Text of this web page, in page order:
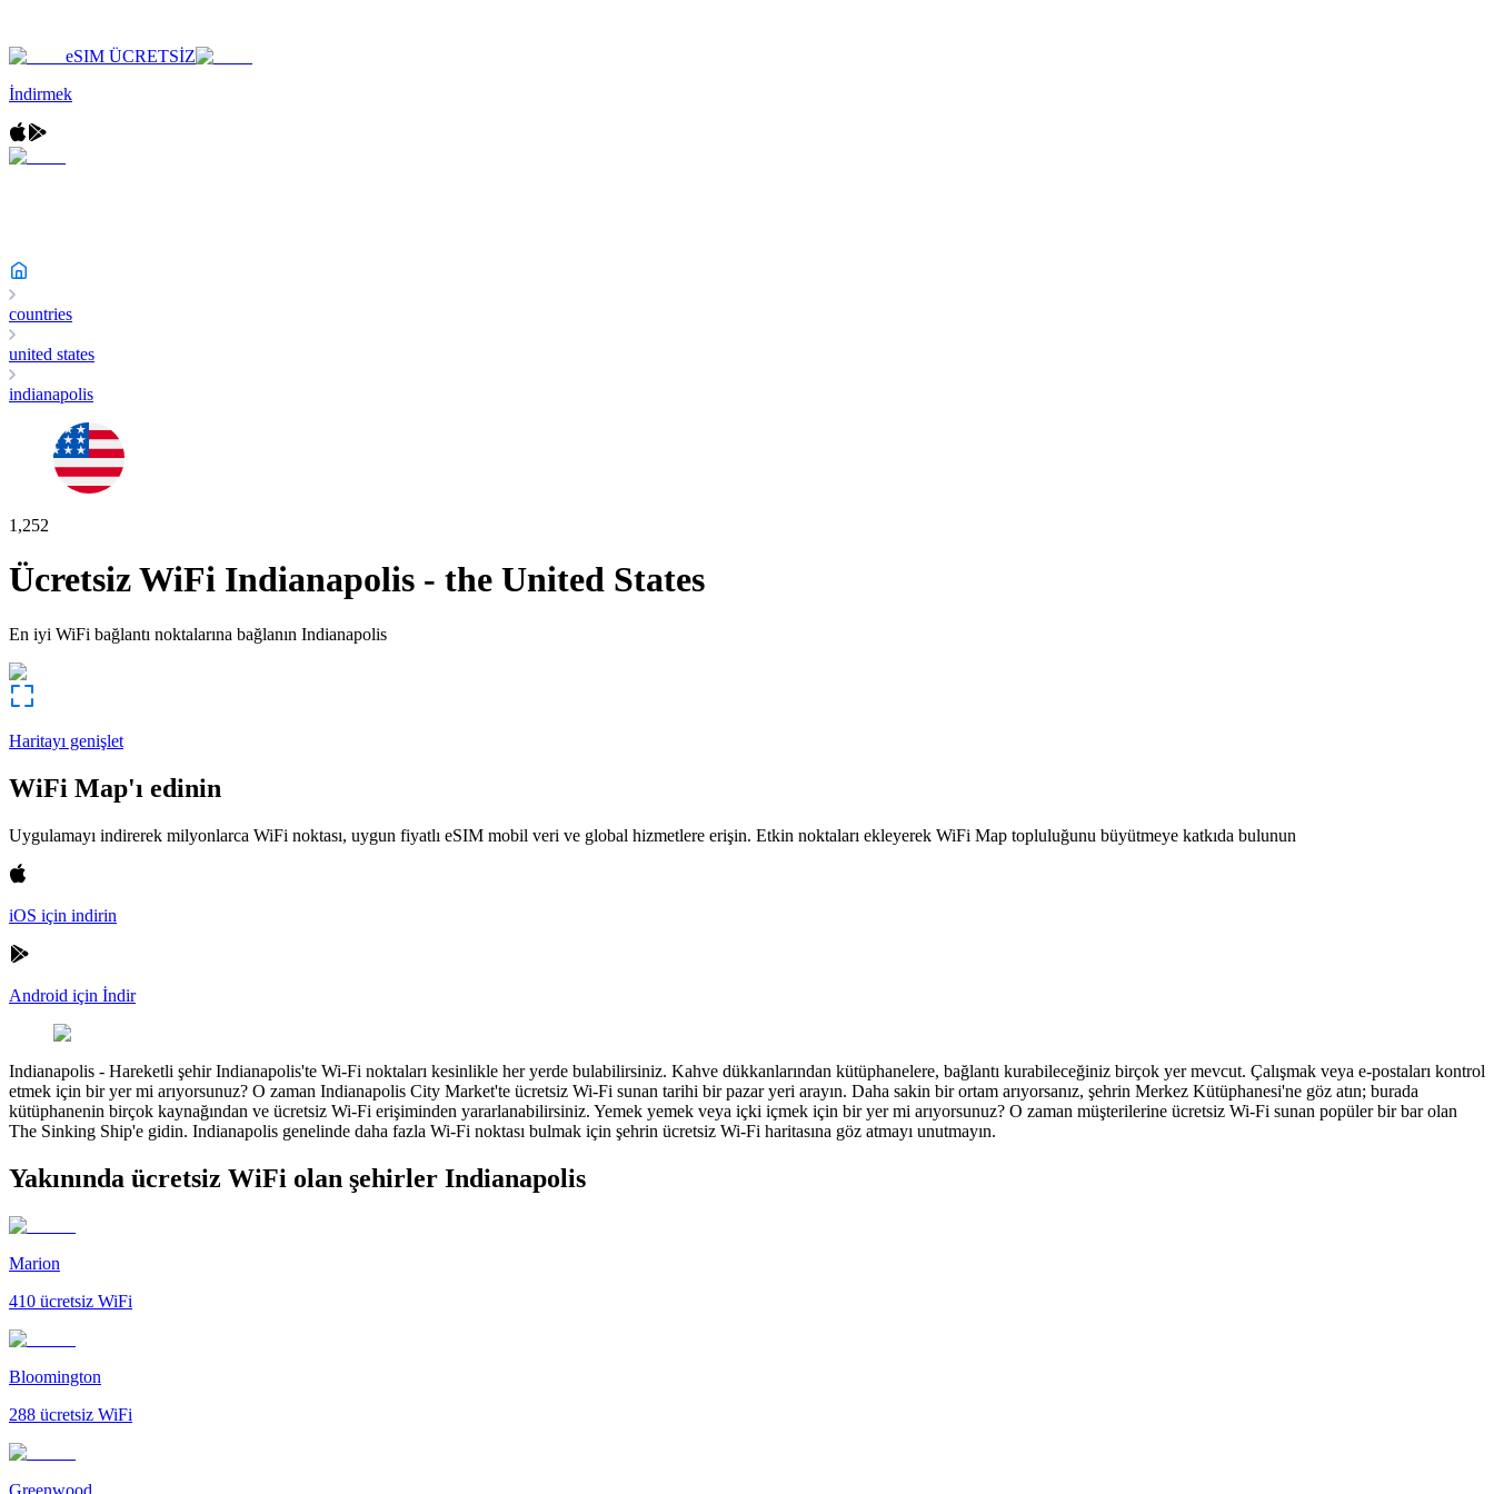
eSIM ÜCRETSİZ
İndirmek
countries
united states
indianapolis
1,252
Ücretsiz WiFi Indianapolis - the United States
En iyi WiFi bağlantı noktalarına bağlanın Indianapolis
Haritayı genişlet
WiFi Map'ı edinin
Uygulamayı indirerek milyonlarca WiFi noktası, uygun fiyatlı eSIM mobil veri ve global hizmetlere erişin. Etkin noktaları ekleyerek WiFi Map topluluğunu büyütmeye katkıda bulunun
iOS için indirin
Android için İndir
Indianapolis - Hareketli şehir Indianapolis'te Wi-Fi noktaları kesinlikle her yerde bulabilirsiniz. Kahve dükkanlarından kütüphanelere, bağlantı kurabileceğiniz birçok yer mevcut. Çalışmak veya e-postaları kontrol
etmek için bir yer mi arıyorsunuz? O zaman Indianapolis City Market'te ücretsiz Wi-Fi sunan tarihi bir pazar yeri arayın. Daha sakin bir ortam arıyorsanız, şehrin Merkez Kütüphanesi'ne göz atın; burada
kütüphanenin birçok kaynağından ve ücretsiz Wi-Fi erişiminden yararlanabilirsiniz. Yemek yemek veya içki içmek için bir yer mi arıyorsunuz? O zaman müşterilerine ücretsiz Wi-Fi sunan popüler bir bar olan
The Sinking Ship'e gidin. Indianapolis genelinde daha fazla Wi-Fi noktası bulmak için şehrin ücretsiz Wi-Fi haritasına göz atmayı unutmayın.
Yakınında ücretsiz WiFi olan şehirler Indianapolis
Marion
410 ücretsiz WiFi
Bloomington
288 ücretsiz WiFi
Greenwood